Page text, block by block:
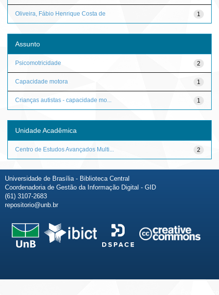
1
Oliveira, Fábio Henrique Costa de
Assunto
2
Psicomotricidade
1
Capacidade motora
1
Crianças autistas - capacidade mo...
Unidade Acadêmica
2
Centro de Estudos Avançados Multi...
Universidade de Brasília - Biblioteca Central
Coordenadoria de Gestão da Informação Digital - GID
(61) 3107-2683
repositorio@unb.br